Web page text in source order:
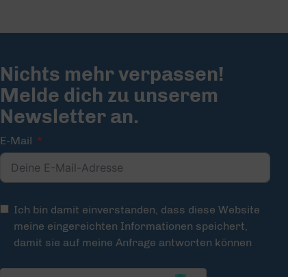
Nichts mehr verpassen!
Melde dich zu unserem
Newsletter an.
E-Mail
Ich bin damit einverstanden, dass diese Website
meine eingereichten Informationen speichert,
damit sie auf meine Anfrage antworten können